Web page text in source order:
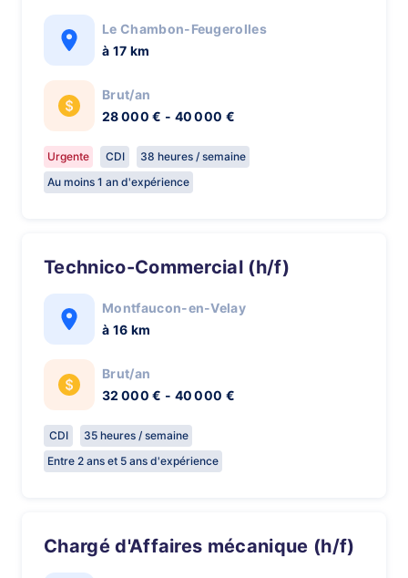
Le Chambon-Feugerolles
à 17 km
Brut/an
28 000 € - 40 000 €
Urgente CDI
38 heures / semaine
Au moins 1 an d'expérience
Technico-Commercial (h/f)
Montfaucon-en-Velay
à 16 km
Brut/an
32 000 € - 40 000 €
CDI
35 heures / semaine
Entre 2 ans et 5 ans d'expérience
Chargé d'Affaires mécanique (h/f)